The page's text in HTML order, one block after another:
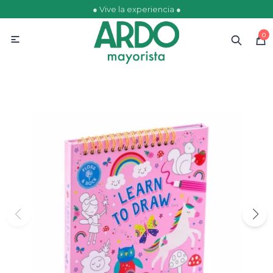
● Vive la experiencia ●
0
 Ofertas Escolares
Comestibles
Papelería
Juguetería